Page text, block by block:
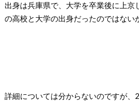
出身は兵庫県で、大学を卒業後に上京
の高校と大学の出身だったのではない
詳細については分からないのですが、